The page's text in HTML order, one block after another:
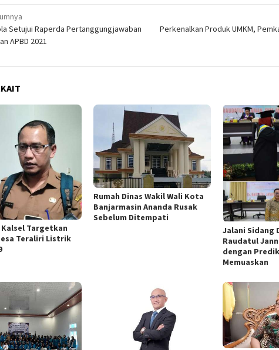
Setujui Raperda Pertanggungjawaban
APBD 2021
Perkenalkan Produk UMKM,
Targetkan
Teraliri Listrik
Rumah Dinas Wakil Wali Kota
Banjarmasin Ananda Rusak
Sebelum Ditempati
Jalani Sidang
Raudatul
dengan
Memuaskan